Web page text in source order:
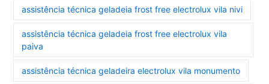
assistência técnica geladeia frost free electrolux vila nivi
assistência técnica geladeia frost free electrolux vila
paiva
assistência técnica geladeira electrolux vila monumento